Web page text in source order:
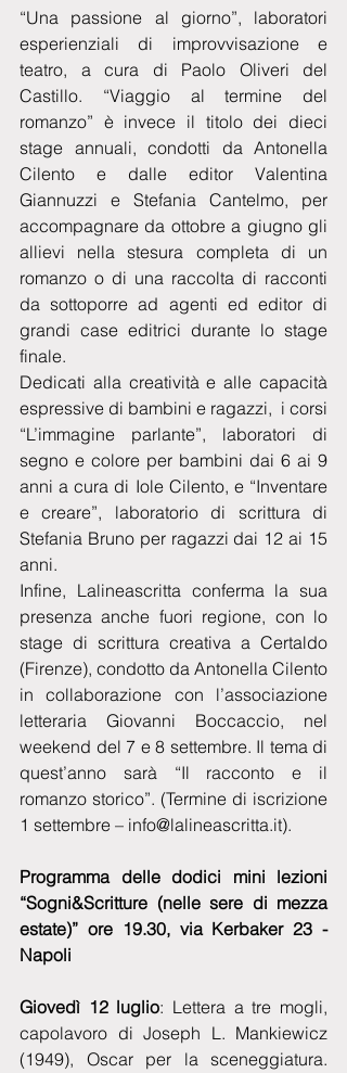
“Una passione al giorno”, laboratori
esperienziali di improvvisazione e
teatro, a cura di Paolo Oliveri del
Castillo. “Viaggio al termine del
romanzo” è invece il titolo dei dieci
stage annuali, condotti da Antonella
Cilento e dalle editor Valentina
Giannuzzi e Stefania Cantelmo, per
accompagnare da ottobre a giugno gli
allievi nella stesura completa di un
romanzo o di una raccolta di racconti
da sottoporre ad agenti ed editor di
grandi case editrici durante lo stage
finale.
Dedicati alla creatività e alle capacità
espressive di bambini e ragazzi,  i corsi
“L’immagine parlante”, laboratori di
segno e colore per bambini dai 6 ai 9
anni a cura di Iole Cilento, e “Inventare
e creare”, laboratorio di scrittura di
Stefania Bruno per ragazzi dai 12 ai 15
anni.
Infine, Lalineascritta conferma la sua
presenza anche fuori regione, con lo
stage di scrittura creativa a Certaldo
(Firenze), condotto da Antonella Cilento
in collaborazione con l’associazione
letteraria Giovanni Boccaccio, nel
weekend del 7 e 8 settembre. Il tema di
quest’anno sarà “Il racconto e il
romanzo storico”. (Termine di iscrizione
1 settembre – info@lalineascritta.it).
Programma delle dodici mini lezioni
“Sogni&Scritture (nelle sere di mezza
estate)” ore 19.30, via Kerbaker 23 -
Napoli
Giovedì 12 luglio: Lettera a tre mogli,
capolavoro di Joseph L. Mankiewicz
(1949), Oscar per la sceneggiatura.